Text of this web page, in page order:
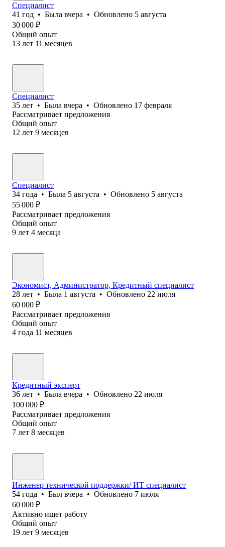
Специалист
41 год • Была вчера • Обновлено 5 августа
30 000 ₽
Общий опыт
13 лет 11 месяцев
Специалист
35 лет • Была вчера • Обновлено 17 февраля
Рассматривает предложения
Общий опыт
12 лет 9 месяцев
Специалист
34 года • Была 5 августа • Обновлено 5 августа
55 000 ₽
Рассматривает предложения
Общий опыт
9 лет 4 месяца
Экономист, Администратор, Кредитный специалист
28 лет • Была 1 августа • Обновлено 22 июля
60 000 ₽
Рассматривает предложения
Общий опыт
4 года 11 месяцев
Кредитный эксперт
36 лет • Была вчера • Обновлено 22 июля
100 000 ₽
Рассматривает предложения
Общий опыт
7 лет 8 месяцев
Инженер технической поддержки/ ИТ специалист
54 года • Был вчера • Обновлено 7 июля
60 000 ₽
Активно ищет работу
Общий опыт
19 лет 9 месяцев